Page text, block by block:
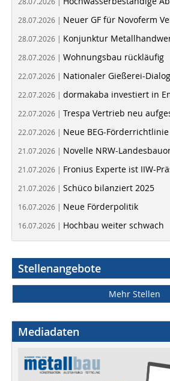
28.07.2026 | Neuer GF für Novoferm
28.07.2026 | Konjunktur
28.07.2026 | Wohnungsbau rückläufig
22.07.2026 | Nationaler Gießerei-Dialog
22.07.2026 | dormakaba investiert in
22.07.2026 | Trespa Vertrieb neu
22.07.2026 | Neue BEG-Förderrichtlinie
21.07.2026 | Novelle NRW-
21.07.2026 | Fronius Experte ist IIW-
21.07.2026 | Schüco bilanziert 2025
16.07.2026 | Neue Förderpolitik
16.07.2026 | Hochbau weiter schwach
Stellenangebote
Mehr Stellen
Mediadaten